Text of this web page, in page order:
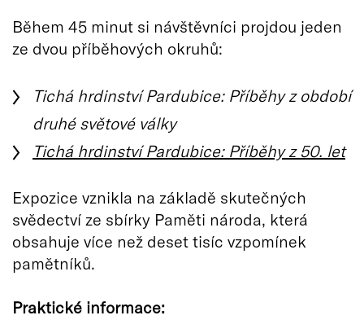
Během 45 minut si návštěvníci projdou jeden
ze dvou příběhových okruhů:
Tichá hrdinství Pardubice: Příběhy z období
druhé světové války
Tichá hrdinství Pardubice: Příběhy z 50. let
Expozice vznikla na základě skutečných
svědectví ze sbírky Paměti národa, která
obsahuje více než deset tisíc vzpomínek
pamětníků.
Praktické informace: